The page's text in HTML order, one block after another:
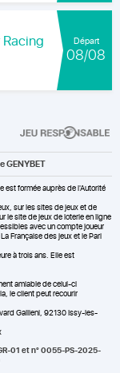
Départ
08/08
GENYBET
est formée auprès de l'Autorité
sur les sites de jeux et de
le site de jeux de loterie en ligne
avec un compte joueur
Française des jeux et le Pari
à trois ans. Elle est
amiable de celui-ci
le client peut recourir
Gallieni, 92130 Issy-les-
01 et n° 0055-PS-2025-